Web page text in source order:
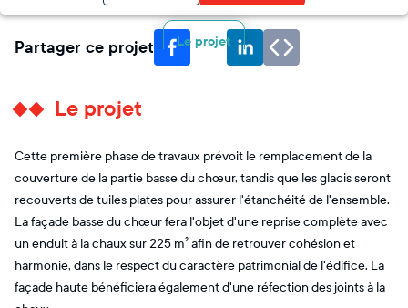
Le projet
Partager ce projet
Le projet
Cette première phase de travaux prévoit le remplacement de la
couverture de la partie basse du chœur, tandis que les glacis seront
recouverts de tuiles plates pour assurer l'étanchéité de l'ensemble.
La façade basse du chœur fera l'objet d'une reprise complète avec
un enduit à la chaux sur 225 m² afin de retrouver cohésion et
harmonie, dans le respect du caractère patrimonial de l'édifice. La
façade haute bénéficiera également d'une réfection des joints à la